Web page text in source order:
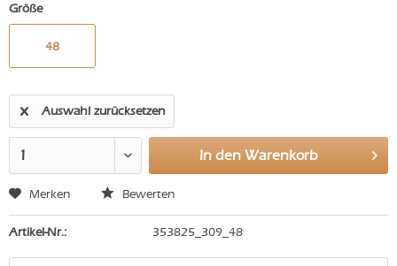
Größe
48
Auswahl zurücksetzen
In den Warenkorb
Merken Bewerten
Artikel-Nr.: 353825_309_48